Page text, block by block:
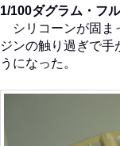
1/100ダグラム・フ
シリコーンが固ま
ジンの触り過ぎで手
うになった。